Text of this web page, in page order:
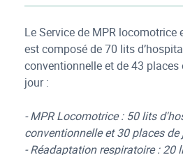
Le Service de MPR locomotrice
est composé de 70 lits
conventionnelle et de 43 places
jour :
- MPR Locomotrice : 50 lits
conventionnelle et 30 places de
- Réadaptation respiratoire :